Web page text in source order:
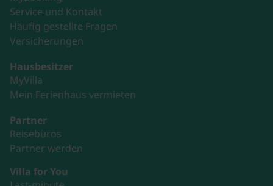
Service und Kontakt
Häufig gestellte Fragen
Versicherungen
Hausbesitzer
MyVilla
Mein Ferienhaus vermieten
Partner
Reisebüros
Partner werden
Villa for You